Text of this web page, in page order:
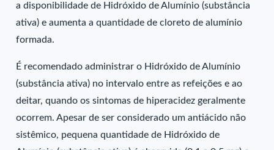
a disponibilidade de Hidróxido de Alumínio (substância
ativa) e aumenta a quantidade de cloreto de alumínio
formada.
É recomendado administrar o Hidróxido de Alumínio
(substância ativa) no intervalo entre as refeições e ao
deitar, quando os sintomas de hiperacidez geralmente
ocorrem. Apesar de ser considerado um antiácido não
sistêmico, pequena quantidade de Hidróxido de